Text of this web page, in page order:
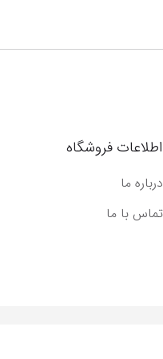
اطلاعات فروشگاه
درباره ما
تماس با ما